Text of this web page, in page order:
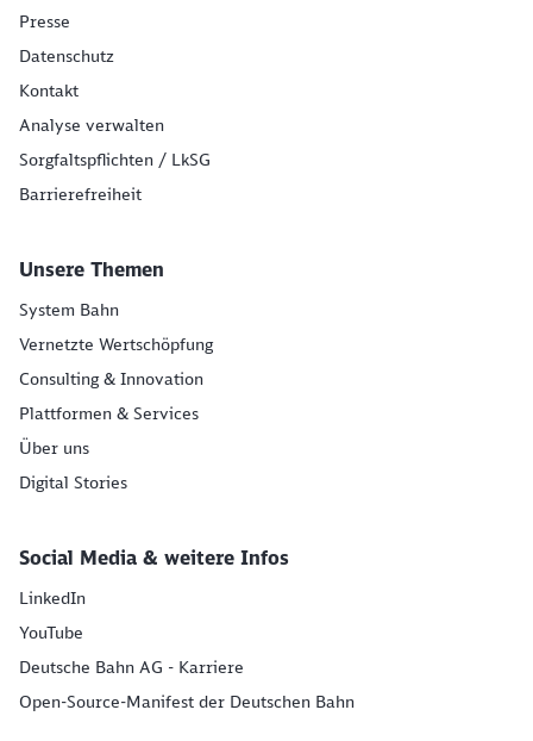
Presse
Datenschutz
Kontakt
Analyse verwalten
Sorgfaltspflichten / LkSG
Barrierefreiheit
Unsere Themen
System Bahn
Vernetzte Wertschöpfung
Consulting & Innovation
Plattformen & Services
Über uns
Digital Stories
Social Media & weitere Infos
LinkedIn
YouTube
Deutsche Bahn AG - Karriere
Open-Source-Manifest der Deutschen Bahn